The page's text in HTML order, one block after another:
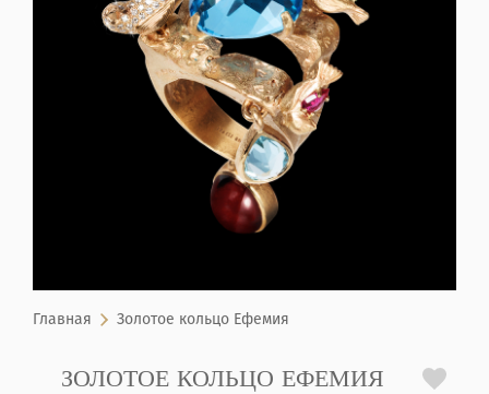
Главная Золотое кольцо Ефемия
ЗОЛОТОЕ КОЛЬЦО ЕФЕМИЯ